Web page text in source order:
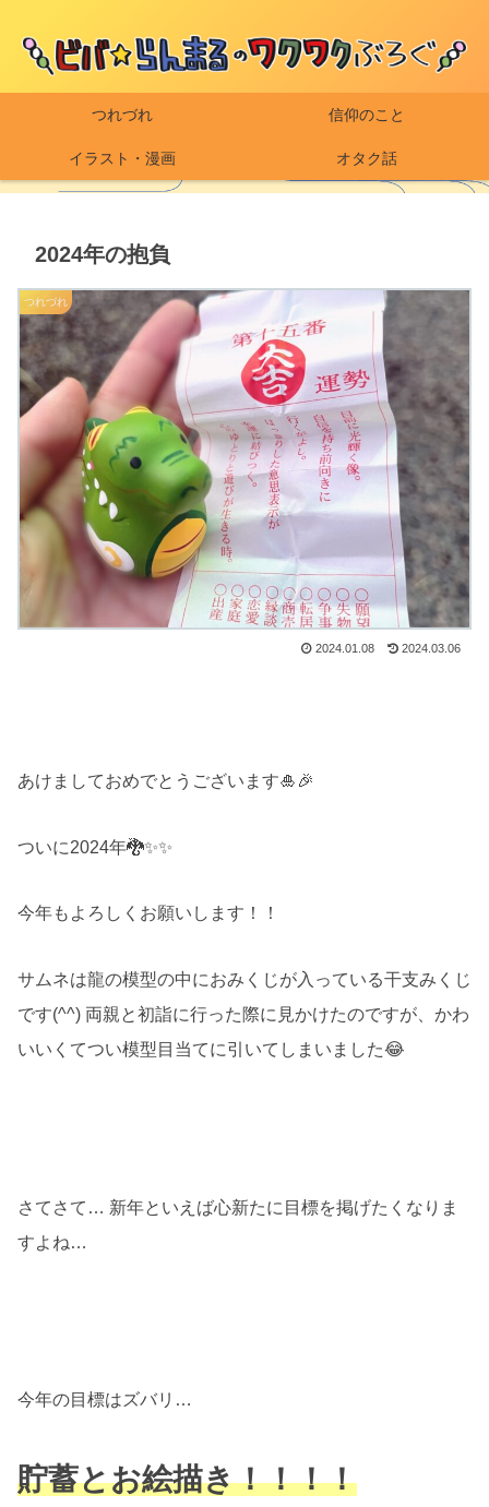
つれづれ 信仰のこと
イラスト・漫画 オタク話
2024年の抱負
つれづれ
2024.01.08 2024.03.06
あけましておめでとうございます🎍🎉
ついに2024年🐉✨✨
今年もよろしくお願いします！！
サムネは龍の模型の中におみくじが入っている干支みくじ
です(^^) 両親と初詣に行った際に見かけたのですが、かわ
いいくてつい模型目当てに引いてしまいました😂
さてさて… 新年といえば心新たに目標を掲げたくなりま
すよね…
今年の目標はズバリ…
貯蓄とお絵描き！！！！